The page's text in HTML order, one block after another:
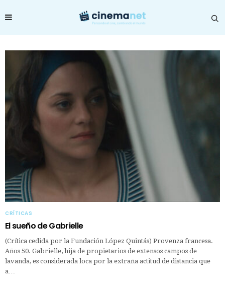
CRÍTICAS
El sueño de Gabrielle
(Crítica cedida por la Fundación López Quintás) Provenza francesa.
Años 50. Gabrielle, hija de propietarios de extensos campos de
lavanda, es considerada loca por la extraña actitud de distancia que
a…